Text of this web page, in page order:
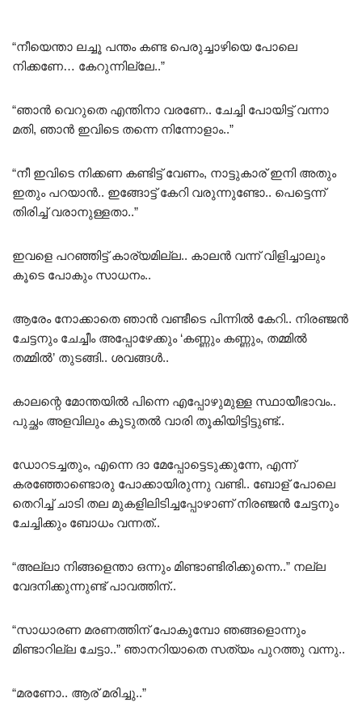
“നീയെന്താ ലച്ചൂ പന്തം കണ്ട പെരുച്ചാഴിയെ പോലെ
നിക്കണേ… കേറുന്നില്ലേ..”
“ഞാൻ വെറുതെ എന്തിനാ വരണേ.. ചേച്ചി പോയിട്ട് വന്നാ
മതി, ഞാൻ ഇവിടെ തന്നെ നിന്നോളാം..”
“നീ ഇവിടെ നിക്കണ കണ്ടിട്ട് വേണം, നാട്ടുകാര് ഇനി അതും
ഇതും പറയാൻ.. ഇങ്ങോട്ട് കേറി വരുന്നുണ്ടോ.. പെട്ടെന്ന്
തിരിച്ച് വരാനുള്ളതാ..”
ഇവളെ പറഞ്ഞിട്ട് കാര്യമില്ല.. കാലൻ വന്ന് വിളിച്ചാലും
കൂടെ പോകും സാധനം..
ആരേം നോക്കാതെ ഞാൻ വണ്ടീടെ പിന്നിൽ കേറി.. നിരഞ്ജൻ
ചേട്ടനും ചേച്ചീം അപ്പോഴേക്കും ‘കണ്ണും കണ്ണും, തമ്മിൽ
തമ്മിൽ’ തുടങ്ങി.. ശവങ്ങൾ..
കാലന്റെ മോന്തയിൽ പിന്നെ എപ്പോഴുമുള്ള സ്ഥായീഭാവം..
പുച്ഛം അളവിലും കൂടുതൽ വാരി തൂകിയിട്ടിട്ടുണ്ട്..
ഡോറടച്ചതും, എന്നെ ദാ മേപ്പോട്ടെടുക്കുന്നേ, എന്ന്
കരഞ്ഞോണ്ടൊരു പോക്കായിരുന്നു വണ്ടി.. ബോള് പോലെ
തെറിച്ച് ചാടി തല മുകളിലിടിച്ചപ്പോഴാണ് നിരഞ്ജൻ ചേട്ടനും
ചേച്ചിക്കും ബോധം വന്നത്..
“അല്ലാ നിങ്ങളെന്താ ഒന്നും മിണ്ടാണ്ടിരിക്കുന്നെ..” നല്ല
വേദനിക്കുന്നുണ്ട് പാവത്തിന്..
“സാധാരണ മരണത്തിന് പോകുമ്പോ ഞങ്ങളൊന്നും
മിണ്ടാറില്ല ചേട്ടാ..” ഞാനറിയാതെ സത്യം പുറത്തു വന്നു..
“മരണോ.. ആര് മരിച്ചു..”